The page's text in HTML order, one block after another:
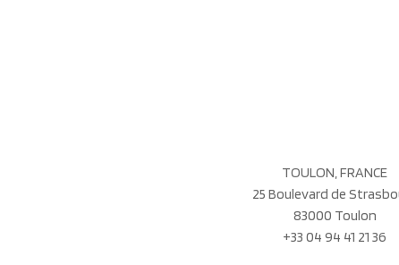
TOULON, FRANCE
25 Boulevard de
83000 Toulon
+33 04 94 41 21 36